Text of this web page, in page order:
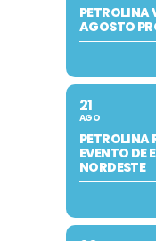
PETROLINA
AGOSTO
21
AGO
PETROLINA
EVENTO DE
NORDESTE